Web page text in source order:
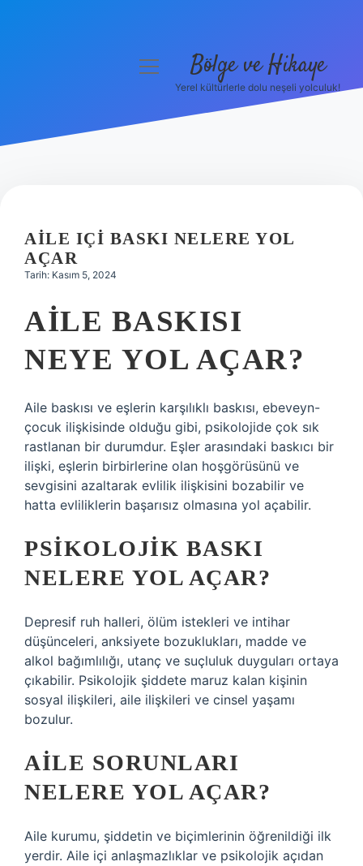
Hakkımızda
menüyü
Bölge ve Hikaye
Yerel kültürlerle dolu neşeli yolculuk!
AILE IÇI BASKI NELERE YOL
AÇAR
Tarih: Kasım 5, 2024
AILE BASKISI
NEYE YOL AÇAR?
Aile baskısı ve eşlerin karşılıklı baskısı, ebeveyn-
çocuk ilişkisinde olduğu gibi, psikolojide çok sık
rastlanan bir durumdur. Eşler arasındaki baskıcı bir
ilişki, eşlerin birbirlerine olan hoşgörüsünü ve
sevgisini azaltarak evlilik ilişkisini bozabilir ve
hatta evliliklerin başarısız olmasına yol açabilir.
PSIKOLOJIK BASKI
NELERE YOL AÇAR?
Depresif ruh halleri, ölüm istekleri ve intihar
düşünceleri, anksiyete bozuklukları, madde ve
alkol bağımlılığı, utanç ve suçluluk duyguları ortaya
çıkabilir. Psikolojik şiddete maruz kalan kişinin
sosyal ilişkileri, aile ilişkileri ve cinsel yaşamı
bozulur.
AILE SORUNLARI
NELERE YOL AÇAR?
Aile kurumu, şiddetin ve biçimlerinin öğrenildiği ilk
yerdir. Aile içi anlaşmazlıklar ve psikolojik açıdan